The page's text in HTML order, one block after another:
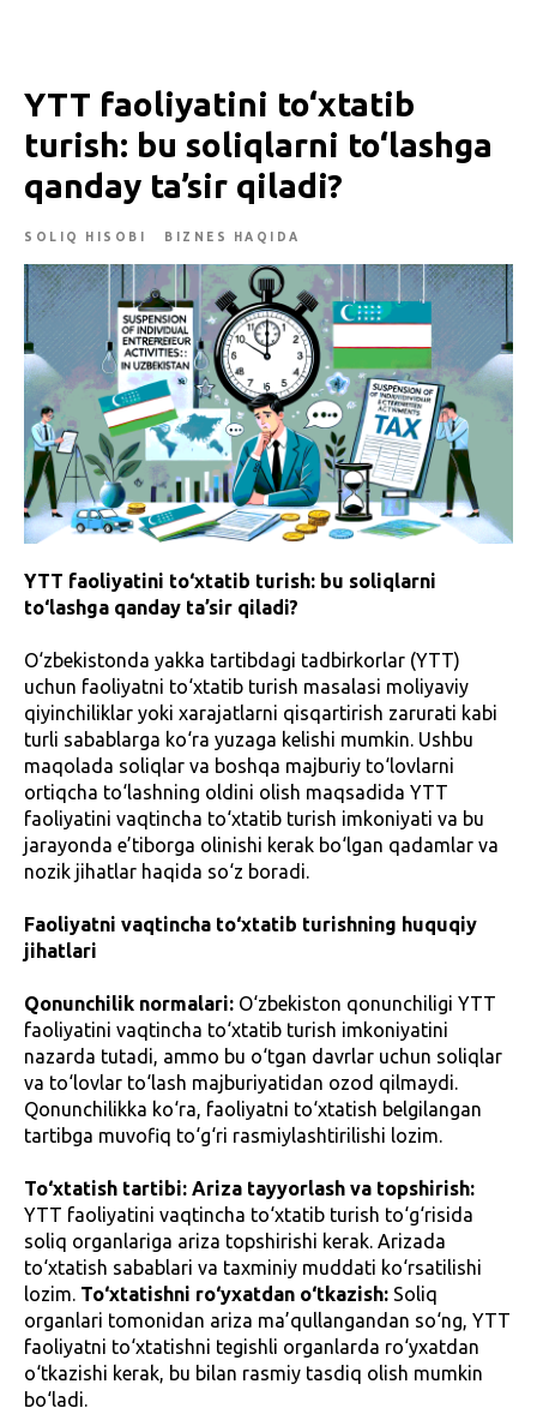
YTT faoliyatini to‘xtatib
turish: bu soliqlarni to‘lashga
qanday ta’sir qiladi?
SOLIQ HISOBI BIZNES HAQIDA
YTT faoliyatini to‘xtatib turish: bu soliqlarni
to‘lashga qanday ta’sir qiladi?
O‘zbekistonda yakka tartibdagi tadbirkorlar (YTT)
uchun faoliyatni to‘xtatib turish masalasi moliyaviy
qiyinchiliklar yoki xarajatlarni qisqartirish zarurati kabi
turli sabablarga ko‘ra yuzaga kelishi mumkin. Ushbu
maqolada soliqlar va boshqa majburiy to‘lovlarni
ortiqcha to‘lashning oldini olish maqsadida YTT
faoliyatini vaqtincha to‘xtatib turish imkoniyati va bu
jarayonda e’tiborga olinishi kerak bo‘lgan qadamlar va
nozik jihatlar haqida so‘z boradi.
Faoliyatni vaqtincha to‘xtatib turishning huquqiy
jihatlari
Qonunchilik normalari: O‘zbekiston qonunchiligi YTT
faoliyatini vaqtincha to‘xtatib turish imkoniyatini
nazarda tutadi, ammo bu o‘tgan davrlar uchun soliqlar
va to‘lovlar to‘lash majburiyatidan ozod qilmaydi.
Qonunchilikka ko‘ra, faoliyatni to‘xtatish belgilangan
tartibga muvofiq to‘g‘ri rasmiylashtirilishi lozim.
To‘xtatish tartibi: Ariza tayyorlash va topshirish:
YTT faoliyatini vaqtincha to‘xtatib turish to‘g‘risida
soliq organlariga ariza topshirishi kerak. Arizada
to‘xtatish sabablari va taxminiy muddati ko‘rsatilishi
lozim. To‘xtatishni ro‘yxatdan o‘tkazish: Soliq
organlari tomonidan ariza ma’qullangandan so‘ng, YTT
faoliyatni to‘xtatishni tegishli organlarda ro‘yxatdan
o‘tkazishi kerak, bu bilan rasmiy tasdiq olish mumkin
bo‘ladi.